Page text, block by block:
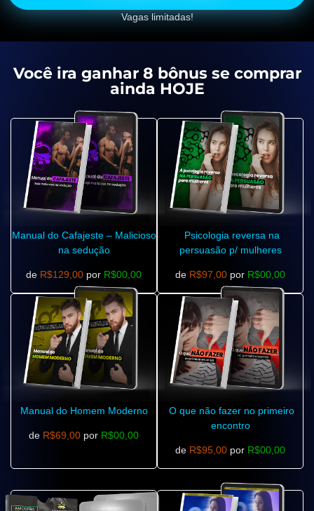
Vagas limitadas!
Você ira ganhar 8 bônus se comprar
ainda HOJE
Manual do Cafajeste – Malicioso
na sedução
de R$129,00 por R$00,00
Psicologia reversa na
persuasão p/ mulheres
de R$97,00 por R$00,00
Manual do Homem Moderno
de R$69,00 por R$00,00
O que não fazer no primeiro
encontro
de R$95,00 por R$00,00